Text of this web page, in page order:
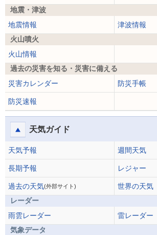
地震・津波
地震情報
津波情報
火山噴火
火山情報
過去の災害を知る・災害に備える
災害カレンダー
防災手帳
防災速報
天気ガイド
天気予報 週間天気
長期予報 レジャー
過去の天気(外部サイト)
世界の天気
レーダー
雨雲レーダー
雷レーダー
気象データ